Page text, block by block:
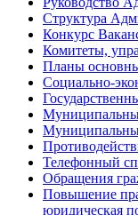
Структура
Конкурс
Комитеты,
Планы
Социально-
Телефонный
Обращения
Повышение
юридическая